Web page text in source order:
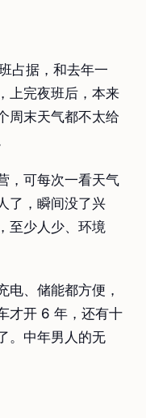
占据，和去年一
上完夜班后，本来
周末天气都不太给
，可每次一看天气
了，瞬间没了兴
至少人少、环境
电、储能都方便，
才开 6 年，还有十
。中年男人的无